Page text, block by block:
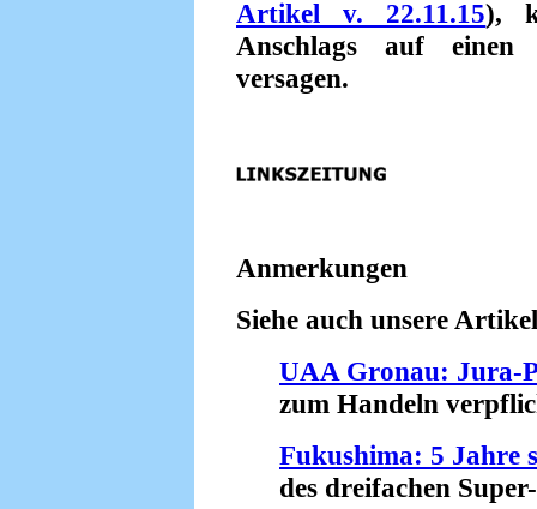
Artikel v. 22.11.15),
Anschlags auf einen
versagen.
Anmerkungen
Siehe auch unsere
UAA Gronau: Jura-
zum Handeln
Fukushima: 5 Jahre
des dreifachen